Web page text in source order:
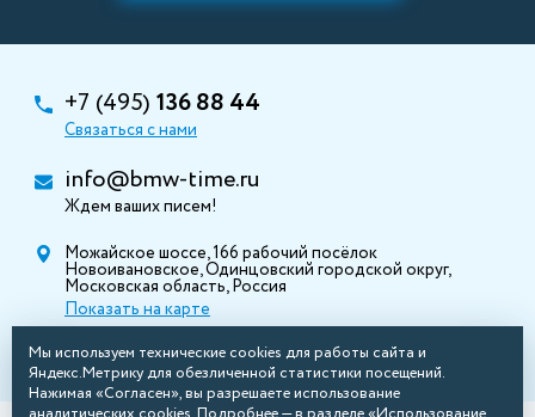
+7 (495) 136 88 44
Связаться с нами
info@bmw-time.ru
Ждем ваших писем!
Можайское шоссе, 166 рабочий посёлок
Новоивановское, Одинцовский городской округ,
Московская область, Россия
Показать на карте
Мы используем технические cookies для работы сайта и
Яндекс.Метрику для обезличенной статистики посещений.
Нажимая «Согласен», вы разрешаете использование